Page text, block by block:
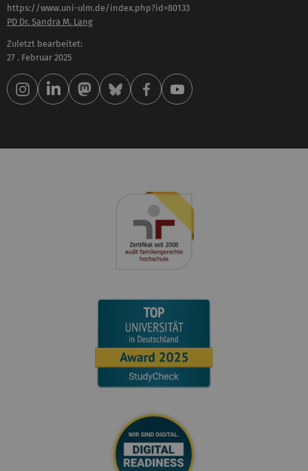
https://www.uni-ulm.de/index.php?id=80133
PD Dr. Sandra M. Lang
Zuletzt bearbeitet:
27 . Februar 2025